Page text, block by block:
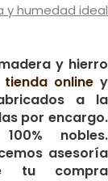
y humedad ideal
y hierro
tienda online y
a la
por encargo.
nobles.
asesoría
tu compra